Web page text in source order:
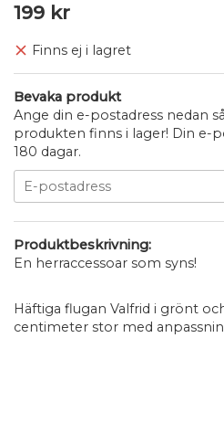
199 kr
Finns ej i lagret
Bevaka produkt
Ange din e-postadress nedan
produkten finns i lager! Din e-
180 dagar.
Produktbeskrivning:
En herraccessoar som syns!
Häftiga flugan Valfrid i grönt
centimeter stor med